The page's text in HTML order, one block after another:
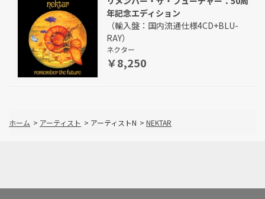
年記念エディション
（輸入盤：国内流通仕様4CD+BLU-
RAY）
ネクター
￥8,250
ホーム > アーティスト > アーティストN > NEKTAR